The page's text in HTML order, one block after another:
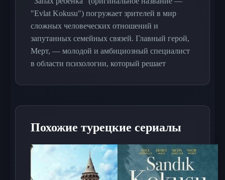
"Evlat Kokusu") погружает зрителей в мир
сложных человеческих отношений и
запутанных семейных связей. Главный герой,
Мерт, — молодой и амбициозный специалист
в области психологии, который решает
которых многие предпочли бы забыть. Мерт
родителями, которые не могут смириться с его
выбором жизни и карьеры, а также с давними
друзьями, которые изменились за годы
Похожие турецкие сериалы